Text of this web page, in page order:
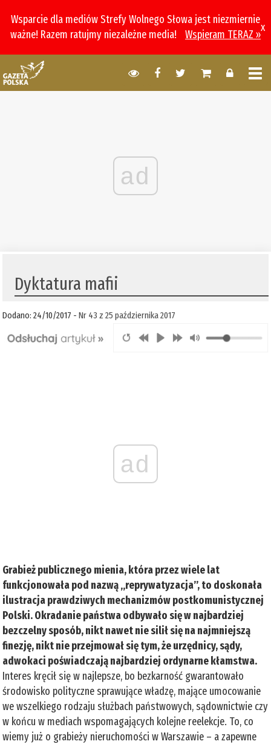
Wsparcie dla mediów Strefy Wolnego Słowa jest niezmiernie
ważne! Razem ratujmy niezależne media!
Wspieram TERAZ »
x
ad
Dyktatura mafii
Dodano: 24/10/2017 -Nr 43 z 25 października 2017
ad
Grabież publicznego mienia, która przez wiele lat
funkcjonowała pod nazwą „reprywatyzacja”, to doskonała
ilustracja prawdziwych mechanizmów postkomunistycznej
Polski. Okradanie państwa odbywało się w najbardziej
bezczelny sposób, nikt nawet nie silił się na najmniejszą
finezję, nikt nie przejmował się tym, że urzędnicy, sądy,
adwokaci poświadczają najbardziej ordynarne kłamstwa.
Interes kręcił się w najlepsze, bo bezkarność gwarantowało
środowisko polityczne sprawujące władzę, mające umocowanie
we wszelkiego rodzaju służbach państwowych, sądownictwie czy
w końcu w mediach wspomagających kolejne reelekcje. To, co
wiemy już o grabieży nieruchomości w Warszawie – a zapewne